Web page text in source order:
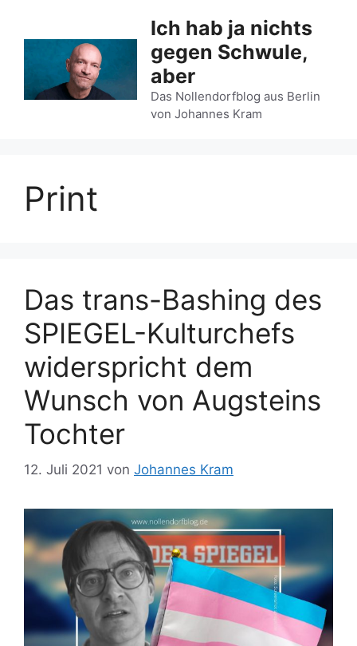
Ich hab ja nichts
gegen Schwule,
aber
Das Nollendorfblog aus Berlin
von Johannes Kram
Print
Das trans-Bashing des
SPIEGEL-Kulturchefs
widerspricht dem
Wunsch von Augsteins
Tochter
12. Juli 2021 von Johannes Kram